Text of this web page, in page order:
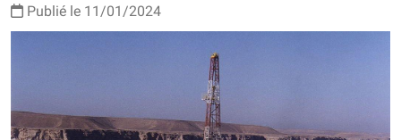
Publié le 11/01/2024